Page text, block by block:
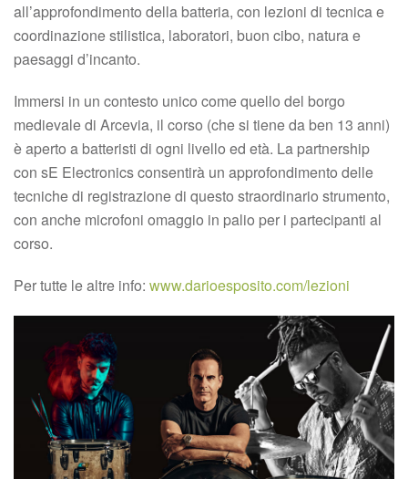
all’approfondimento della batteria, con lezioni di tecnica e
coordinazione stilistica, laboratori, buon cibo, natura e
paesaggi d’incanto.
Immersi in un contesto unico come quello del borgo
medievale di Arcevia, il corso (che si tiene da ben 13 anni)
è aperto a batteristi di ogni livello ed età. La partnership
con sE Electronics consentirà un approfondimento delle
tecniche di registrazione di questo straordinario strumento,
con anche microfoni omaggio in palio per i partecipanti al
corso.
Per tutte le altre info: www.darioesposito.com/lezioni